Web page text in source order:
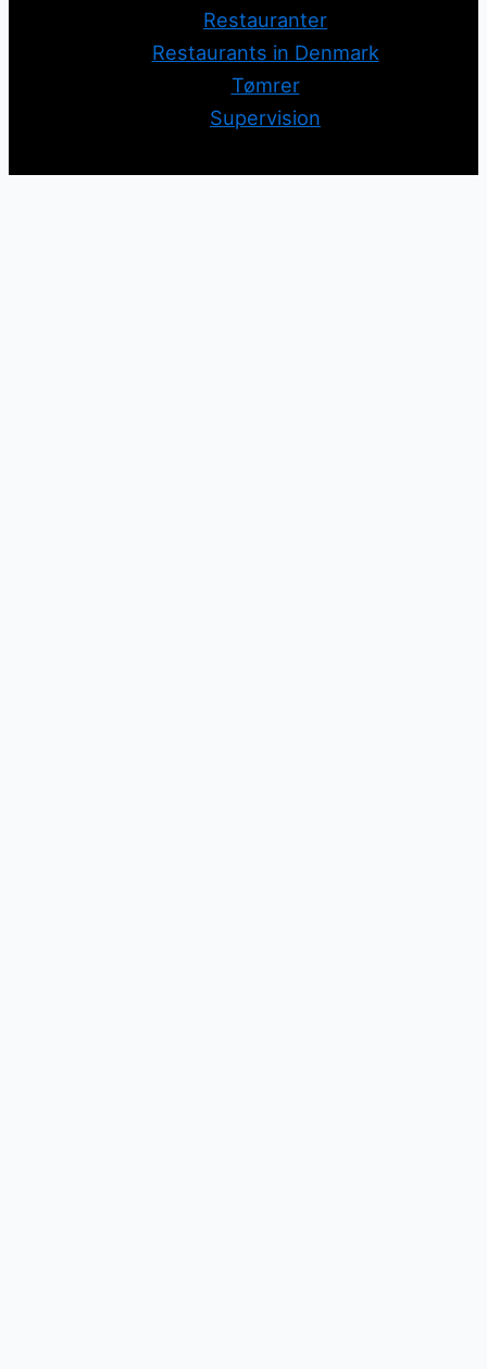
Restauranter
Restaurants in Denmark
Tømrer
Supervision